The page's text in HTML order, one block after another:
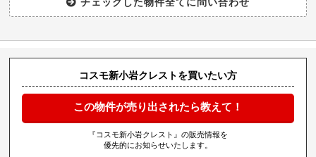
コスモ新小岩クレストを買いたい方
この物件が売り出されたら教えて！
『コスモ新小岩クレスト』の販売情報を
優先的にお知らせいたします。